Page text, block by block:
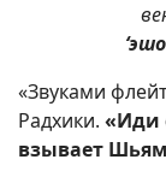
«Звуками
Радхики. «Иди
взывает